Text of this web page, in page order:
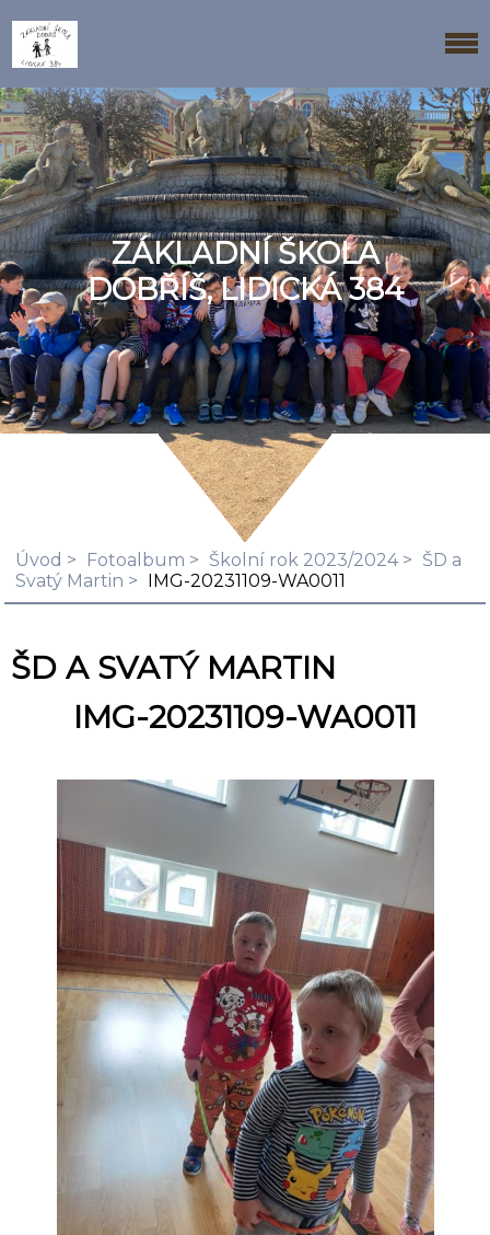
ZÁKLADNÍ ŠKOLA
DOBŘÍŠ, LIDICKÁ 384
Úvod Fotoalbum Školní rok 2023/2024
ŠD a
Svatý Martin
IMG-20231109-WA0011
ŠD A SVATÝ MARTIN
IMG-20231109-WA0011